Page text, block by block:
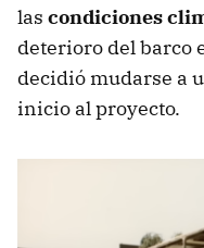
las condiciones
deterioro del barco
decidió mudarse a
inicio al proyecto.